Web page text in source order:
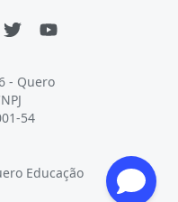
- Quero
54
Educação